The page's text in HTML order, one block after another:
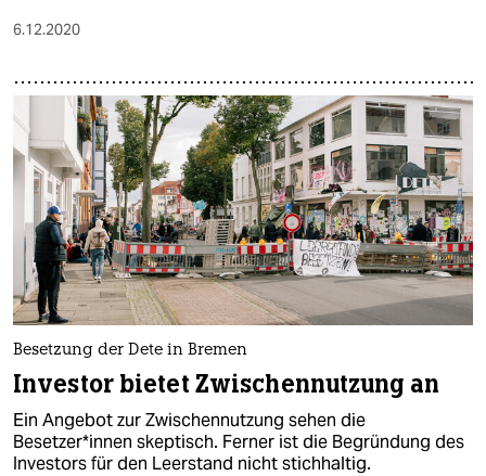
6.12.2020
Besetzung der Dete in Bremen
Investor bietet Zwischennutzung an
Ein Angebot zur Zwischennutzung sehen die
Besetzer*innen skeptisch. Ferner ist die Begründung des
Investors für den Leerstand nicht stichhaltig.